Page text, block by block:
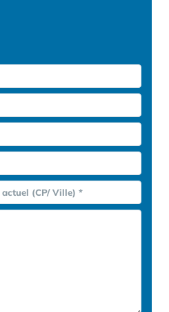
(CP/ Ville) *